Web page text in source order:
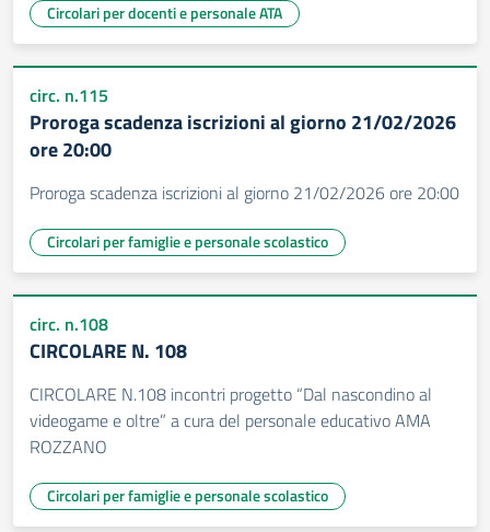
Circolari per docenti e personale ATA
circ. n.115
Proroga scadenza iscrizioni al giorno 21/02/2026
ore 20:00
Proroga scadenza iscrizioni al giorno 21/02/2026 ore 20:00
Circolari per famiglie e personale scolastico
circ. n.108
CIRCOLARE N. 108
CIRCOLARE N.108 incontri progetto “Dal nascondino al
videogame e oltre” a cura del personale educativo AMA
ROZZANO
Circolari per famiglie e personale scolastico